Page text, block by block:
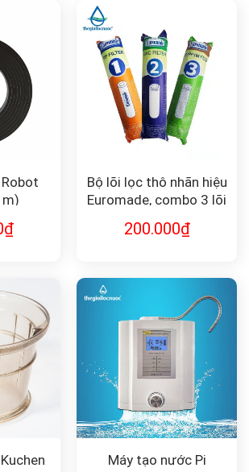
₫
Bộ lõi lọc thô nhãn hiệu
Euromade, combo 3 lõi
200.000₫
Máy tạo nước Pi